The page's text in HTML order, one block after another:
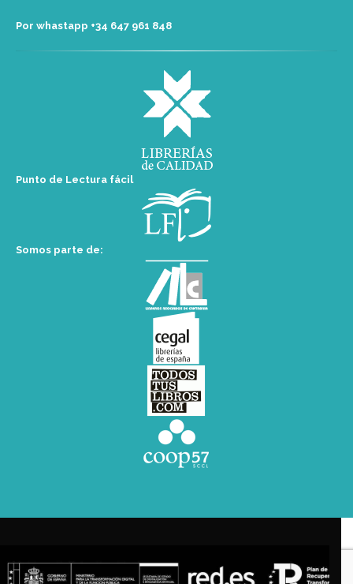
Por whastapp +34 ‭647 961 848‬
Punto de Lectura fácil
Somos parte de: